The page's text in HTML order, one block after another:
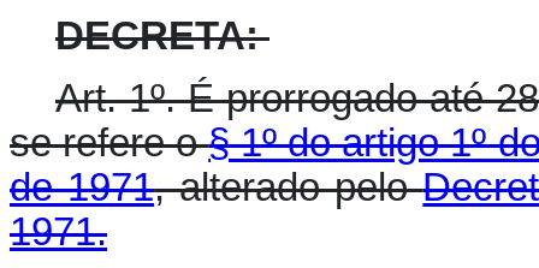
DECRETA:
Art. 1º. É prorrogado até
se refere o§ 1º do artigo 1º
de 1971, alterado pelo
1971.